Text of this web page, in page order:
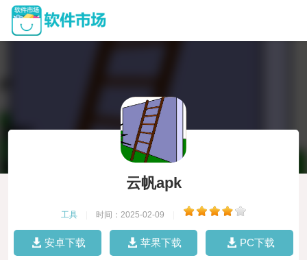
云帆apk
工具 时间：2025-02-09
安卓下载 苹果下载 PC下载